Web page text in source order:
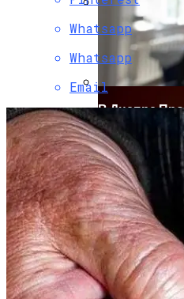
Растущая
Руках Си
В Днепре
Отравление
Whatsapp
Whatsapp
Email